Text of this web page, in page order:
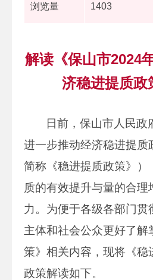
浏览量 1403
解读《保山市2024
济稳进提质政
日前，保山市人民政
进一步推动经济稳进提质
简称《稳进提质政策》）
质的有效提升与量的合理
力。为便于各级各部门贯
主体和社会公众更好了解
策》相关内容，现将《稳
政策解读如下。